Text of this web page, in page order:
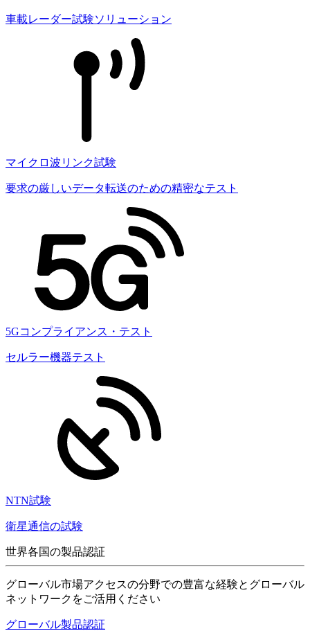
車載レーダー試験ソリューション
マイクロ波リンク試験
要求の厳しいデータ転送のための精密なテスト
5Gコンプライアンス・テスト
セルラー機器テスト
NTN試験
衛星通信の試験
世界各国の製品認証
グローバル市場アクセスの分野での豊富な経験とグローバル
ネットワークをご活用ください
グローバル製品認証